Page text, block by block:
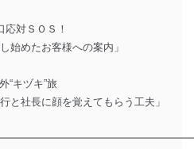
応対ＳＯＳ！
始めたお客様への案内」
“キヅキ”旅
と社長に顔を覚えてもらう工夫」